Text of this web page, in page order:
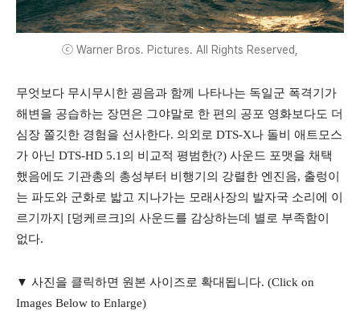
ⓒ Warner Bros. Pictures. All Rights Reserved,
무엇보다 무시무시한 굉음과 함께 나타나는 독일군 폭격기가
해변을 공습하는 장면은 그야말로 한 편의 공포 영화보다도 더
심장 쫄깃한 경험을 선사한다. 의외로 DTS-X나 돌비 애트모스
가 아닌 DTS-HD 5.1의 비교적 평범한(?) 사운드 포맷을 채택
했음에도 기관총의 총성부터 비행기의 강렬한 엔진음, 출렁이
는 파도와 군화로 밟고 지나가는 모래사장의 발자국 소리에 이
르기까지 [덩케르크]의 사운드를 감상하는데 별로 부족함이
없다.
▼ 사진을 클릭하면 원본 사이즈로 확대됩니다. (Click on
Images Below to Enlarge)